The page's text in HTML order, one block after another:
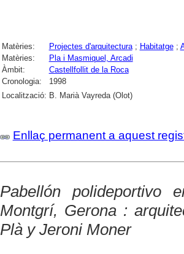
Matèries: Projectes d'arquitectura; Habitatge;
Matèries:
Pla i Masmiquel, Arcadi
Àmbit:
Castellfollit de la Roca
Cronologia:
1998
Localització: B. Marià Vayreda (Olot)
Enllaç permanent a aquest
Pabellón polideportivo
Montgrí, Gerona :
Plà y Jeroni Moner